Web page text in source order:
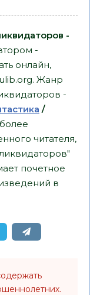
-
-
онлайн,
Жанр
-
/
читателя,
почетное
в